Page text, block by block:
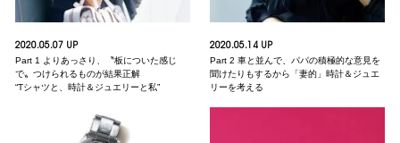
2020.05.07 UP
Part 1 よりあっさり、〝板についた感じ
で〟つけられるものが結果正解
“Tシャツと、時計＆ジュエリーと私”
2020.05.14 UP
Part 2 車と並んで、パパの積極的な意見を
聞けたりもするから「妻的」時計＆ジュエ
リーを考える